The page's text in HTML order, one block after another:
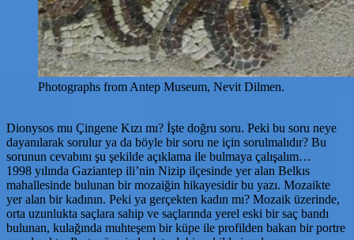
Photographs from Antep Museum, Nevit Dilmen.
Dionysos mu Çingene Kızı mı? İşte doğru soru. Peki bu soru neye
dayanılarak sorulur ya da böyle bir soru ne için sorulmalıdır? Bu
sorunun cevabını şu şekilde açıklama ile bulmaya çalışalım…
1998 yılında Gaziantep ili’nin Nizip ilçesinde yer alan Belkıs
mahallesinde bulunan bir mozaiğin hikayesidir bu yazı. Mozaikte
yer alan bir kadının. Peki ya gerçekten kadın mı? Mozaik üzerinde,
orta uzunlukta saçlara sahip ve saçlarında yerel eski bir saç bandı
bulunan, kulağında muhteşem bir küpe ile profilden bakan bir portre